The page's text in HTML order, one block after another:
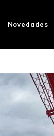
Novedades